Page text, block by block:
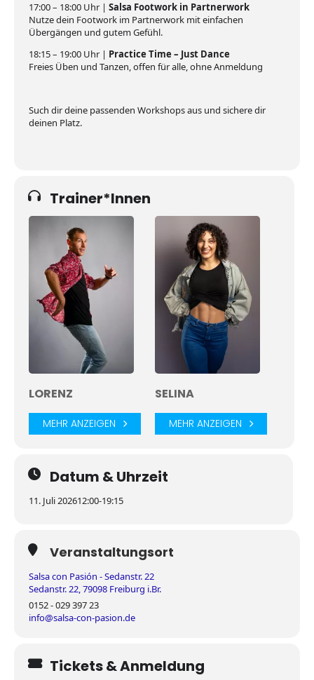
17:00 – 18:00 Uhr | Salsa Footwork in Partnerwork
Nutze dein Footwork im Partnerwork mit einfachen
Übergängen und gutem Gefühl.
18:15 – 19:00 Uhr | Practice Time – Just Dance
Freies Üben und Tanzen, offen für alle, ohne Anmeldung
Such dir deine passenden Workshops aus und sichere dir
deinen Platz.
Trainer*Innen
LORENZ
MEHR ANZEIGEN
SELINA
MEHR ANZEIGEN
Datum & Uhrzeit
11. Juli 202612:00-19:15
Veranstaltungsort
Salsa con Pasión - Sedanstr. 22
Sedanstr. 22, 79098 Freiburg i.Br.
0152 - 029 397 23
info@salsa-con-pasion.de
Tickets & Anmeldung